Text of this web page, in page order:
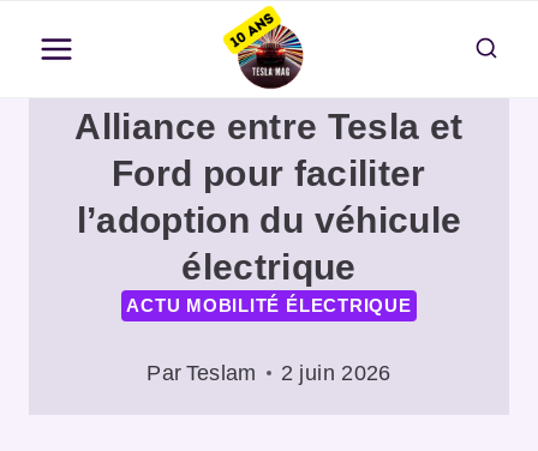
contenu
Alliance entre Tesla et
Ford pour faciliter
l’adoption du véhicule
électrique
ACTU MOBILITÉ ÉLECTRIQUE
Par Teslam 2 juin 2026